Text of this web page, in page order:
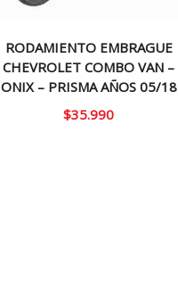
RODAMIENTO EMBRAGUE
CHEVROLET COMBO VAN –
ONIX – PRISMA AÑOS 05/18
$35.990